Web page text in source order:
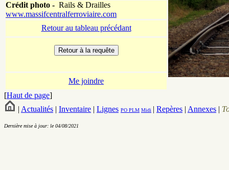
Crédit photo - Rails & Drailles
www.massifcentralferroviaire.com
Retour au tableau précédant
Me joindre
[Haut de page]
| Actualités | Inventaire | Lignes PO PLM Midi | Repères | Annexes |
Dernière mise à jour: le 04/08/2021